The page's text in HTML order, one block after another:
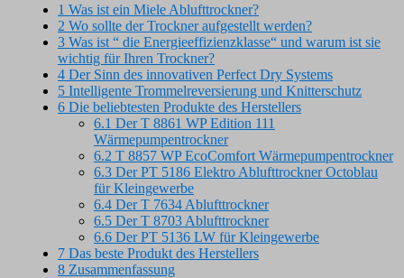
1 Was ist ein Miele Ablufttrockner?
2 Wo sollte der Trockner aufgestellt werden?
3 Was ist “ die Energieeffizienzklasse“ und warum ist sie
wichtig für Ihren Trockner?
4 Der Sinn des innovativen Perfect Dry Systems
5 Intelligente Trommelreversierung und Knitterschutz
6 Die beliebtesten Produkte des Herstellers
6.1 Der T 8861 WP Edition 111
Wärmepumpentrockner
6.2 T 8857 WP EcoComfort Wärmepumpentrockner
6.3 Der PT 5186 Elektro Ablufttrockner Octoblau
für Kleingewerbe
6.4 Der T 7634 Ablufttrockner
6.5 Der T 8703 Ablufttrockner
6.6 Der PT 5136 LW für Kleingewerbe
7 Das beste Produkt des Herstellers
8 Zusammenfassung